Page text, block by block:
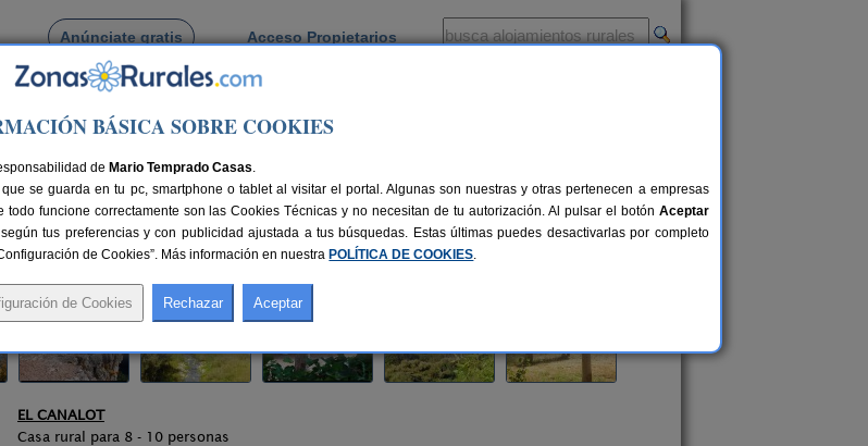
Anúnciate gratis Acceso Propietarios
pueblo
> Molí del Pont
Compartir:
EL CANALOT
Casa rural para 8 - 10 personas
BÁSICA SOBRE COOKIES
de Mario Temprado Casas.
se guarda en tu pc, smartphone o tablet al visitar el portal. Algunas son nuestras y otras pertenecen a empresas
funcione correctamente son las Cookies Técnicas y no necesitan de tu autorización. Al pulsar el botón Aceptar
tus preferencias y con publicidad ajustada a tus búsquedas. Estas últimas puedes desactivarlas por completo
de Cookies”. Más información en nuestra POLÍTICA DE COOKIES.